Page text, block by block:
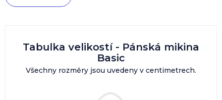
Tabulka velikostí - Pánská mikina
Basic
Všechny rozměry jsou uvedeny v centimetrech.